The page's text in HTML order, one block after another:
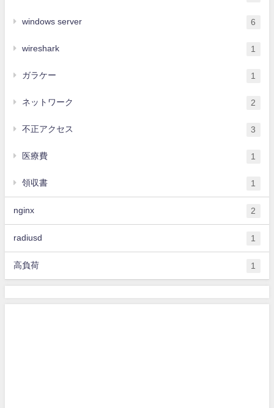
windows server 6
wireshark 1
ガラケー 1
ネットワーク 2
不正アクセス 3
医療費 1
領収書 1
nginx 2
radiusd 1
高負荷 1